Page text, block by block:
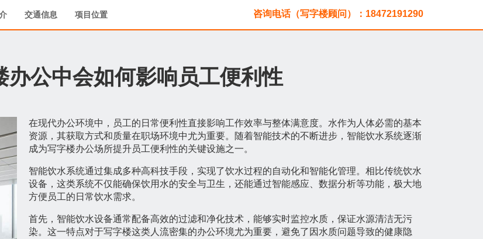
交通信息 项目位置 咨询电话（写字楼顾问）：18472191290
公中会如何影响员工便利性
在现代办公环境中，员工的日常便利性直接影响工作效率与整体满意度。水作为人体必需的基本
资源，其获取方式和质量在职场环境中尤为重要。随着智能技术的不断进步，智能饮水系统逐渐
成为写字楼办公场所提升员工便利性的关键设施之一。
智能饮水系统通过集成多种高科技手段，实现了饮水过程的自动化和智能化管理。相比传统饮水
设备，这类系统不仅能确保饮用水的安全与卫生，还能通过智能感应、数据分析等功能，极大地
方便员工的日常饮水需求。
首先，智能饮水设备通常配备高效的过滤和净化技术，能够实时监控水质，保证水源清洁无污
染。这一特点对于写字楼这类人流密集的办公环境尤为重要，避免了因水质问题导致的健康隐